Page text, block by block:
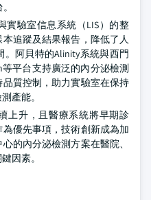
實驗室信息系統（LIS）的整
追蹤及結果報告，降低了人
阿貝特的Alinity系統與西門
平台支持廣泛的內分泌檢測
質控制，助力實驗室在保持
產能。
上升，且醫療系統將早期診
優先事項，技術創新成為加
的內分泌檢測方案在醫院、
因素。